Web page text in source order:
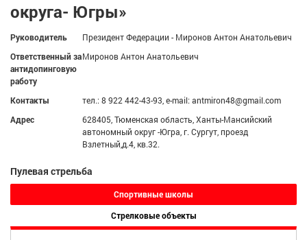
округа- Югры»
Руководитель
Президент Федерации - Миронов Антон Анатольевич
Ответственный за
антидопинговую
работу
Миронов Антон Анатольевич
Контакты
тел.: 8 922 442-43-93, e-mail: antmiron48@gmail.com
Адрес
628405, Тюменская область, Ханты-Мансийский
автономный округ -Югра, г. Сургут, проезд
Взлетный,д.4, кв.32.
Пулевая стрельба
Спортивные школы
Стрелковые объекты